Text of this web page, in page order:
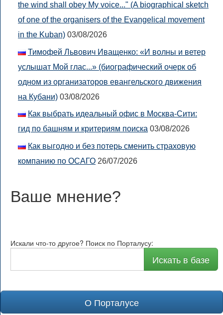
the wind shall obey My voice..." (A biographical sketch
of one of the organisers of the Evangelical movement
in the Kuban) 03/08/2026
Тимофей Львович Иващенко: «И волны и ветер
услышат Мой глас...» (биографический очерк об
одном из организаторов евангельского движения
на Кубани) 03/08/2026
Как выбрать идеальный офис в Москва-Сити:
гид по башням и критериям поиска 03/08/2026
Как выгодно и без потерь сменить страховую
компанию по ОСАГО 26/07/2026
Ваше мнение?
Искали что-то другое? Поиск по Порталусу:
Искать в базе
О Порталусе